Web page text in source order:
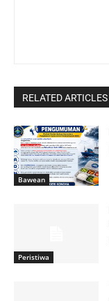
RELATED ARTICLES
Bawean
Peristiwa